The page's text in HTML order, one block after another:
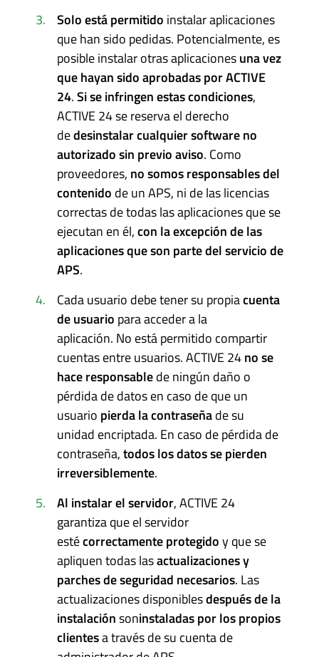
Solo está permitido instalar aplicaciones
que han sido pedidas. Potencialmente, es
posible instalar otras aplicacionesuna vez
que hayan sido aprobadas por ACTIVE
24.Si se infringen estas condiciones,
ACTIVE 24 se reserva el derecho
dedesinstalar cualquier software no
autorizado sin previo aviso. Como
proveedores, no somos responsables del
contenido de un APS, ni de las licencias
correctas de todas las aplicaciones que se
ejecutan en él,con la excepción de las
aplicaciones que son parte del servicio de
APS.
Cada usuario debe tener su propiacuenta
de usuario para acceder a la
aplicación. No está permitido compartir
cuentas entre usuarios. ACTIVE 24no se
hace responsablede ningún daño o
pérdida de datos en caso de que un
usuario pierda la contraseñade su
unidad encriptada. En caso de pérdida de
contraseña,todos los datos se pierden
irreversiblemente.
Al instalar el servidor, ACTIVE 24
garantiza que el servidor
estécorrectamente protegidoy que se
apliquen todas lasactualizaciones y
parches de seguridad necesarios. Las
actualizaciones disponiblesdespués de la
instalaciónsoninstaladas por los propios
clientesa través de su cuenta de